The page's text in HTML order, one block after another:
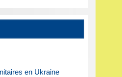
en Ukraine